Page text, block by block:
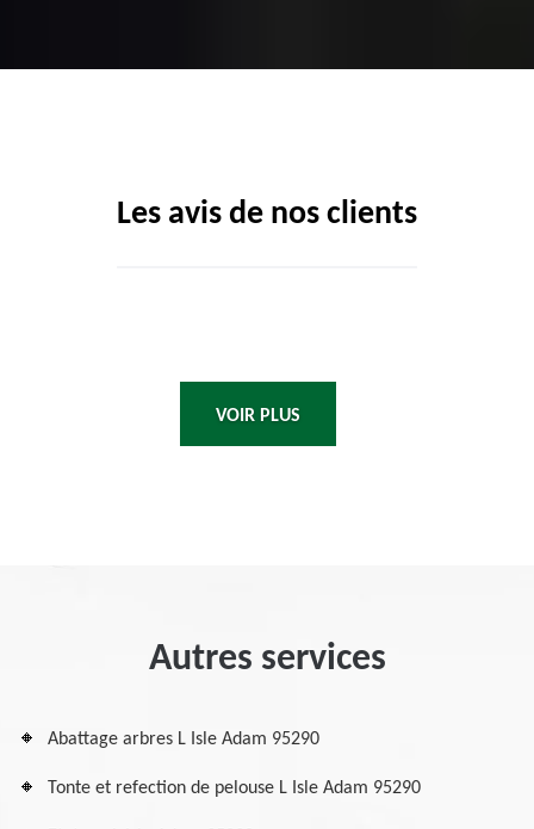
Les avis de nos clients
VOIR PLUS
Autres services
Abattage arbres L Isle Adam 95290
Tonte et refection de pelouse L Isle Adam 95290